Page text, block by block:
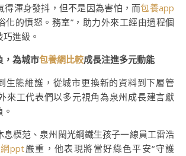
得渾身發抖，但不是因為害怕，而包養app
化的憤怒。務室”，助力外來工經由過程個
進級。
，為城市包養網比較成長注進多元動能
生態維護，從城市更換新的資料到下層管
來工代表們以多元視角為泉州成長建言獻
息模范、泉州閩光鋼鐵生孩子一線員工雷浩
ppt嚴重，他表現將當好綠色平安“守護